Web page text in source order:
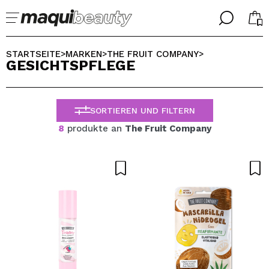
╳
Ich bin bereits #maquilover, ich habe ein Konto
Ich habe hier kein Konto
╳
WÄHLE DEINE SPRACHE
ALEMAN
ESPAÑOL
ENGLISH
FRANCES
STARTSEITE>MARKEN>THE FRUIT COMPANY>
GESICHTSPFLEGE
SORTIEREN UND FILTERN
8 produkte an The Fruit Company